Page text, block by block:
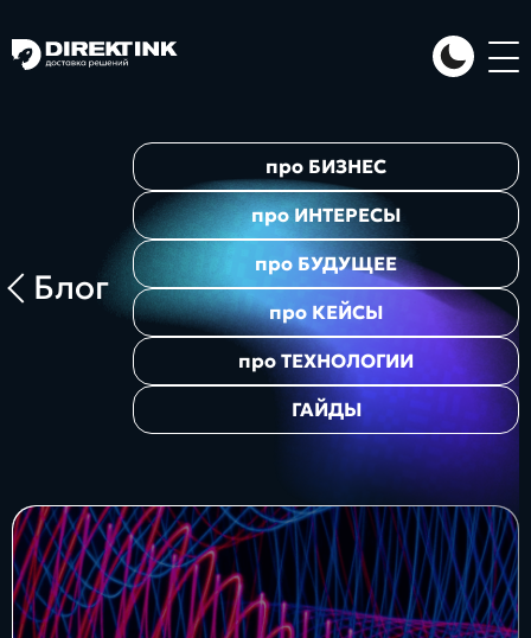
Направления
Web System
Проекты
Блог
Блог
про БИЗНЕС
про ИНТЕРЕСЫ
про БУДУЩЕЕ
про КЕЙСЫ
проТЕХНОЛОГИИ
ГАЙДЫ